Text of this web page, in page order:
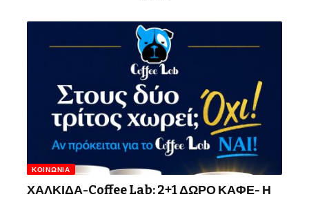
ΚΟΙΝΩΝΊΑ
ΧΑΛΚΙΔΑ-Coffee Lab: 2+1 ΔΩΡΟ ΚΑΦΕ- Η